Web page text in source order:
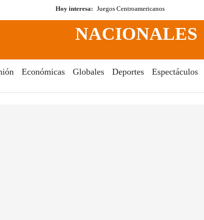
Hoy interesa: Juegos Centroamericanos
NACIONALES
Económicas Globales Deportes Espectáculos